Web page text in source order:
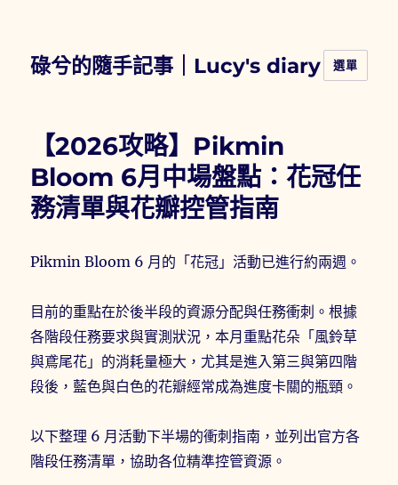
碌兮的隨手記事｜Lucy's diary 選單
【2026攻略】Pikmin
Bloom 6月中場盤點：花冠任
務清單與花瓣控管指南
Pikmin Bloom 6 月的「花冠」活動已進行約兩週。
目前的重點在於後半段的資源分配與任務衝刺。根據
各階段任務要求與實測狀況，本月重點花朵「風鈴草
與鳶尾花」的消耗量極大，尤其是進入第三與第四階
段後，藍色與白色的花瓣經常成為進度卡關的瓶頸。
以下整理 6 月活動下半場的衝刺指南，並列出官方各
階段任務清單，協助各位精準控管資源。